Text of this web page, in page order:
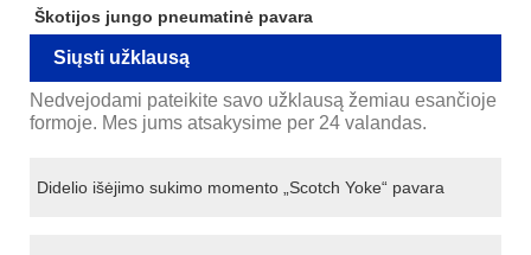
Škotijos jungo pneumatinė pavara
Siųsti užklausą
Nedvejodami pateikite savo užklausą žemiau esančioje
formoje. Mes jums atsakysime per 24 valandas.